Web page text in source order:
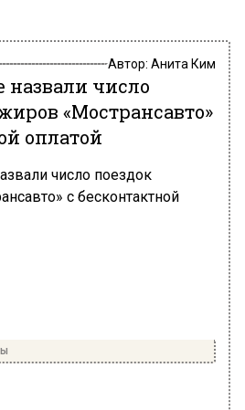
Автор: Анита Ким
назвали число
«Мострансавто»
оплатой